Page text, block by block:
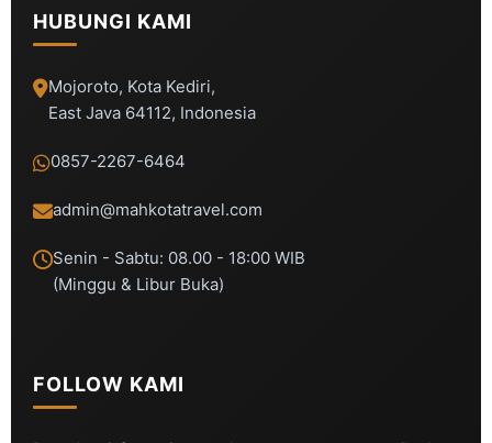
HUBUNGI KAMI
Mojoroto, Kota Kediri,
East Java 64112, Indonesia
0857-2267-6464
admin@mahkotatravel.com
Senin - Sabtu: 08.00 - 18:00 WIB
(Minggu & Libur Buka)
FOLLOW KAMI